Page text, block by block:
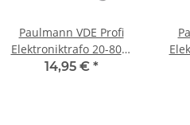
Paulmann VDE Profi
Elektroniktrafo 20-80W
230/12V 80VA weiß
14,95 € *